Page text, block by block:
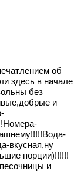
об
здесь в начале
без
и
вкусная,ну
порции)!!!!!!
и